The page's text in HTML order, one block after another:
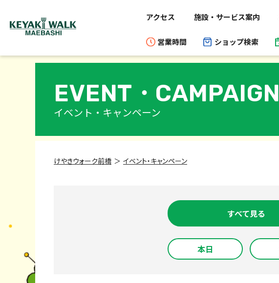
アクセス 施設・サービス案内
営業時間 ショップ検索
EVENT・ CAMPAIGN
イベント・キャンペーン
けやきウォーク前橋 イベント・キャンペーン
すべて見る
本日